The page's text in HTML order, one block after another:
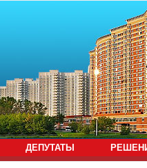
ДЕПУТАТЫ